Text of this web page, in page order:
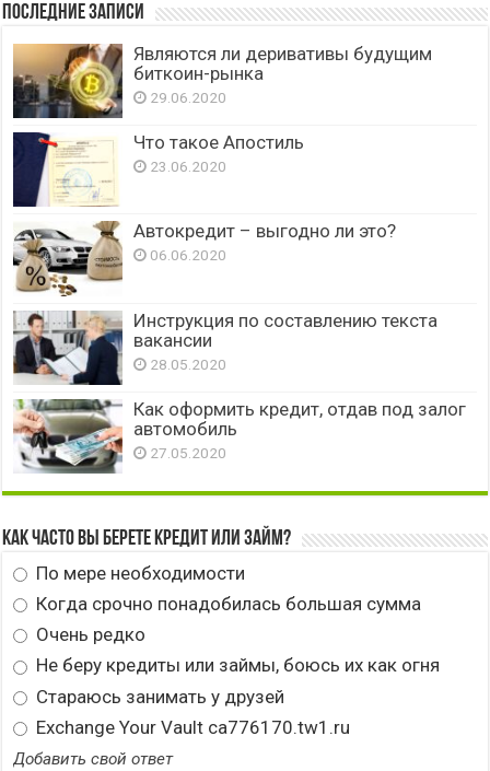
Последние записи
Являются ли деривативы будущим
биткоин-рынка
29.06.2020
Что такое Апостиль
23.06.2020
Автокредит – выгодно ли это?
06.06.2020
Инструкция по составлению текста
вакансии
28.05.2020
Как оформить кредит, отдав под залог
автомобиль
27.05.2020
Как часто вы берете кредит или займ?
По мере необходимости
Когда срочно понадобилась большая сумма
Очень редко
Не беру кредиты или займы, боюсь их как огня
Стараюсь занимать у друзей
Exchange Your Vault ca776170.tw1.ru
Добавить свой ответ